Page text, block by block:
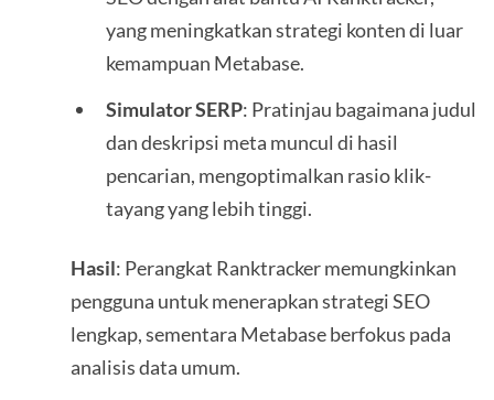
yang meningkatkan strategi konten di luar
kemampuan Metabase.
Simulator SERP: Pratinjau bagaimana judul
dan deskripsi meta muncul di hasil
pencarian, mengoptimalkan rasio klik-
tayang yang lebih tinggi.
Hasil: Perangkat Ranktracker memungkinkan
pengguna untuk menerapkan strategi SEO
lengkap, sementara Metabase berfokus pada
analisis data umum.